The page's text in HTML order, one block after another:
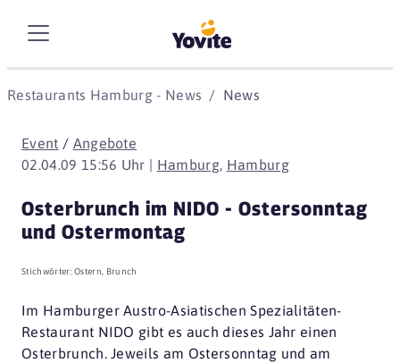
Restaurants Hamburg - News News
Event / Angebote
02.04.09 15:56 Uhr | Hamburg, Hamburg
Osterbrunch im NIDO - Ostersonntag
und Ostermontag
Stichwörter:Ostern Brunch
Im Hamburger Austro-Asiatischen Spezialitäten-
Restaurant NIDO gibt es auch dieses Jahr einen
Osterbrunch. Jeweils am Ostersonntag und am